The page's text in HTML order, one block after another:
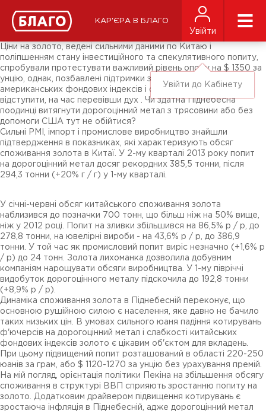
КАР'ЄРА В БЛАГО
Увійти
Увійти до Кабінету
ЗМІ про нас
Підписники соц-мереж
Ярмарки
Ціни на золото, ведені сильними даними по Китаю і
поліпшенням стану інвестиційного та спекулятивного попиту,
спробували протестувати важливий рівень опору на $ 1350 за
унцію, однак, позбавлені підтримки з боку слабкого долара,
американських фондових індексів і облігацій, змушені були
відступити, на час перевівши дух . Чи здатна Піднебесна
поодинці витягнути дорогоцінний метал з трясовини або без
допомоги США тут не обійтися?
Сильні PMI, імпорт і промислове виробництво знайшли
підтвердження в показниках, які характеризують обсяг
споживання золота в Китаї. У 2-му кварталі 2013 року попит
на дорогоцінний метал досяг рекордних 385,5 тонни, після
294,3 тонни (+20% г / г) у 1-му кварталі.
У січні-червні обсяг китайського споживання золота
наблизився до позначки 700 тонн, що більш ніж на 50% вище,
ніж у 2012 році. Попит на зливки збільшився на 86,5% р / р, до
278,8 тонни, на ювелірні вироби - на 43,6% р / р, до 386,9
тонни. У той час як промисловий попит виріс незначно (+1,6% р
/ р) до 24 тонн. Золота лихоманка дозволила добувним
компаніям нарощувати обсяги виробництва. У 1-му півріччі
видобуток дорогоцінного металу підскочила до 192,8 тонни
(+8,9% р / р).
Динаміка споживання золота в Піднебесній переконує, що
основною рушійною силою є населення, яке давно не бачило
таких низьких цін. В умовах сильного юаня падіння котирувань
ф'ючерсів на дорогоцінний метал і слабкості китайських
фондових індексів золото є цікавим об'єктом для вкладень.
При цьому підвищений попит розташований в області 220-250
юанів за грам, або $ 1120-1270 за унцію без урахування премій.
На мій погляд, орієнтація політики Пекіна на збільшення обсягу
споживання в структурі ВВП сприяють зростанню попиту на
золото. Додатковим драйвером підвищення котирувань є
зростаюча інфляція в Піднебесній, адже дорогоцінний метал